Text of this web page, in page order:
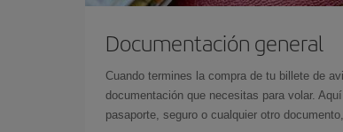
Documentación general
Cuando termines la compra de tu billete de
documentación que necesitas para volar.
pasaporte, seguro o cualquier otro